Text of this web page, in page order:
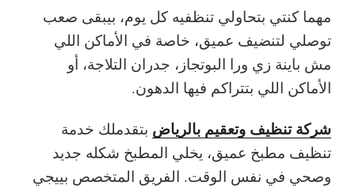
مهما كنتي بتحاولي تنظفيه كل يوم، بيبقى صعب
توصلي لتنضيف عميق، خاصة في الأماكن اللي
مش باينة زي ورا البوتجاز، جدران التلاجة، أو
الأماكن اللي بتتراكم فيها الدهون.
شركة تنظيف وتعقيم بالرياض بتقدملك خدمة
تنظيف مطبخ عميق، يخلي المطبخ شكله جديد
وصحي في نفس الوقت. الفريق المتخصص بييجي